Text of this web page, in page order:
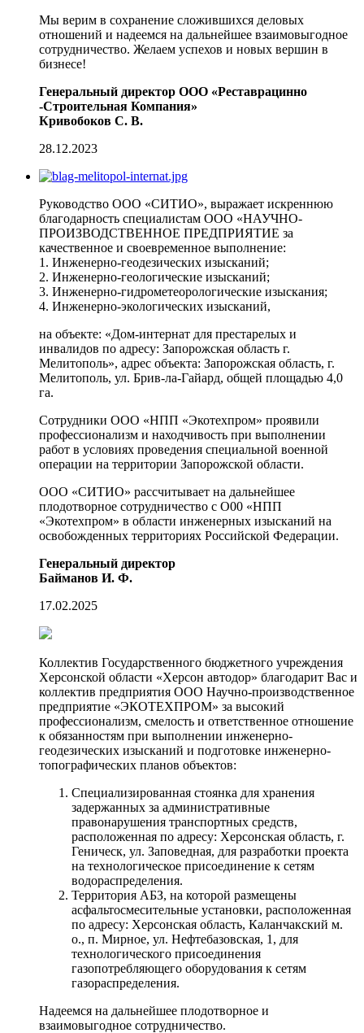
Мы верим в сохранение сложившихся деловых
отношений и надеемся на дальнейшее взаимовыгодное
сотрудничество. Желаем успехов и новых вершин в
бизнесе!
Генеральный директор ООО «Реставрацинно
-Строительная Компания»
Кривобоков С. В.
28.12.2023
Руководство ООО «СИТИО», выражает искреннюю
благодарность специалистам ООО «НАУЧНО-
ПРОИЗВОДСТВЕННОЕ ПРЕДПРИЯТИЕ за
качественное и своевременное выполнение:
1. Инженерно-геодезических изысканий;
2. Инженерно-геологические изысканий;
3. Инженерно-гидрометеорологические изыскания;
4. Инженерно-экологических изысканий,
на объекте: «Дом-интернат для престарелых и
инвалидов по адресу: Запорожская область г.
Мелитополь», адрес объекта: Запорожская область, г.
Мелитополь, ул. Брив-ла-Гайард, общей площадью 4,0
га.
Сотрудники ООО «НПП «Экотехпром» проявили
профессионализм и находчивость при выполнении
работ в условиях проведения специальной военной
операции на территории Запорожской области.
ООО «СИТИО» рассчитывает на дальнейшее
плодотворное сотрудничество с О00 «НПП
«Экотехпром» в области инженерных изысканий на
освобожденных территориях Российской Федерации.
Генеральный директор
Байманов И. Ф.
17.02.2025
Коллектив Государственного бюджетного учреждения
Херсонской области «Херсон автодор» благодарит Вас и
коллектив предприятия ООО Научно-производственное
предприятие «ЭКОТЕХПРОМ» за высокий
профессионализм, смелость и ответственное отношение
к обязанностям при выполнении инженерно-
геодезических изысканий и подготовке инженерно-
топографических планов объектов:
Специализированная стоянка для хранения
задержанных за административные
правонарушения транспортных средств,
расположенная по адресу: Херсонская область, г.
Геническ, ул. Заповедная, для разработки проекта
на технологическое присоединение к сетям
водораспределения.
Территория АБЗ, на которой размещены
асфальтосмесительные установки, расположенная
по адресу: Херсонская область, Каланчакский м.
о., п. Мирное, ул. Нефтебазовская, 1, для
технологического присоединения
газопотребляющего оборудования к сетям
газораспределения.
Надеемся на дальнейшее плодотворное и
взаимовыгодное сотрудничество.